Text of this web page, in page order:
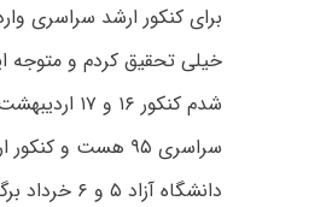
برای کنکور ارشد سراسری
خیلی تحقیق کردم و متوجه
شدم کنکور ۱۶ و
دانشگاه آزاد ۵ و ۶ خرداد برگزار میشه